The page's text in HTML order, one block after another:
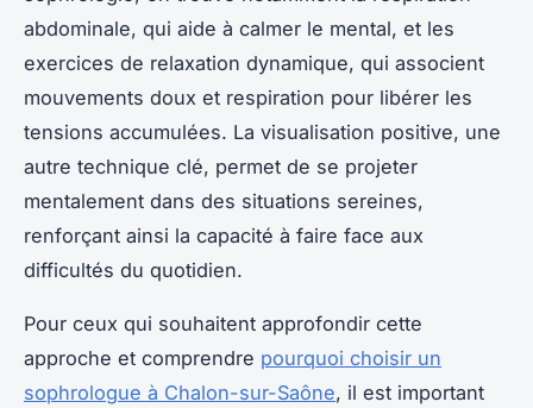
abdominale, qui aide à calmer le mental, et les
exercices de relaxation dynamique, qui associent
mouvements doux et respiration pour libérer les
tensions accumulées. La visualisation positive, une
autre technique clé, permet de se projeter
mentalement dans des situations sereines,
renforçant ainsi la capacité à faire face aux
difficultés du quotidien.
Pour ceux qui souhaitent approfondir cette
approche et comprendre pourquoi choisir un
sophrologue à Chalon-sur-Saône, il est important